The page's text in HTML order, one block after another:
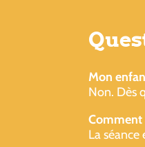
Mon
Non. Dès
Comment
La séance